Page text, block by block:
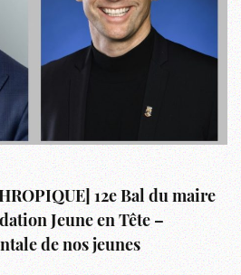
12e Bal du maire
Jeune en Tête –
de nos jeunes